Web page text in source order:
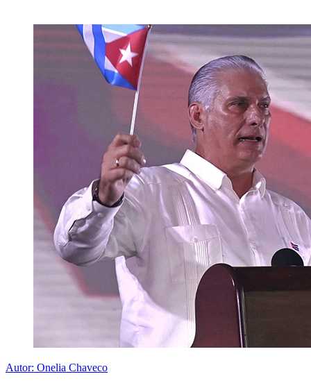
Autor: Onelia Chaveco